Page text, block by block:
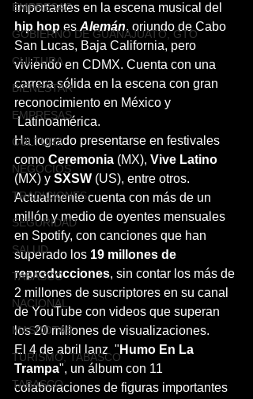
EMPRESAS
GOBIERNO DE GUANAJUATO, GTO
CULTURA
BIENESTAR
EMPRESAS
CULTURA
NEGOCIOS
TRADICIONES
SEGURIDAD
SALUD
TABASCO
NACIONAL
MASCOTAS
TURISMO, TABASCO
TABASCO
importantes en la escena musical del
hip hop es Alemán, oriundo de Cabo
San Lucas, Baja California, pero
viviendo en CDMX. Cuenta con una
carrera sólida en la escena con gran
reconocimiento en México y
Latinoamérica.
Ha logrado presentarse en festivales
como Ceremonia (MX), Vive Latino
(MX) y SXSW (US), entre otros.
Actualmente cuenta con más de un
millón y medio de oyentes mensuales
en Spotify, con canciones que han
superado los 19 millones de
reproducciones, sin contar los más de
2 millones de suscriptores en su canal
de YouTube con videos que superan
los 20 millones de visualizaciones.
El 4 de abril lanz  " Humo En La
Trampa", un álbum con 11
colaboraciones de figuras importantes